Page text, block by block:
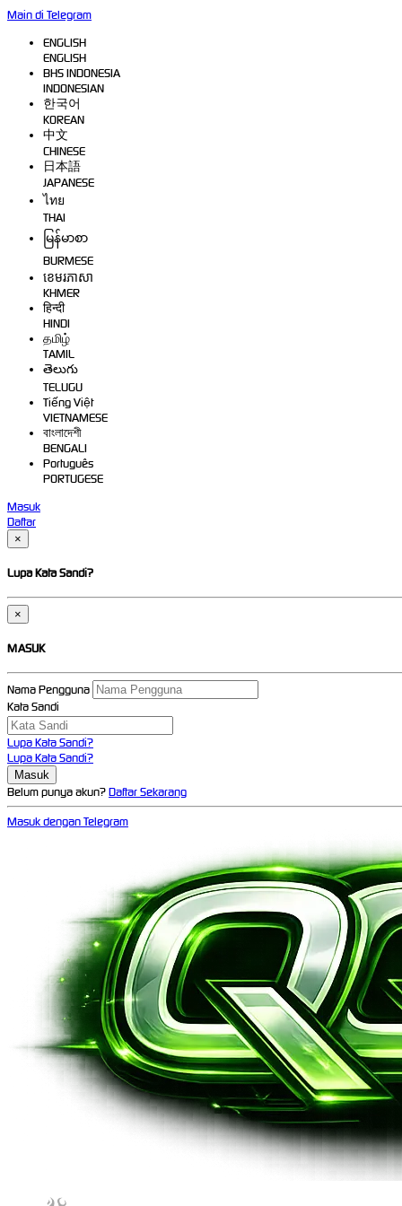
Main di Telegram
ENGLISH
ENGLISH
BHS INDONESIA
INDONESIAN
한국어
KOREAN
中文
CHINESE
日本語
JAPANESE
ไทย
THAI
မြန်မာစာ
BURMESE
ខេមរភាសា
KHMER
हिन्दी
HINDI
தமிழ்
TAMIL
తెలుగు
TELUGU
Tiếng Việt
VIETNAMESE
বাংলাদেশী
BENGALI
Português
PORTUGESE
Masuk
Daftar
×
Lupa Kata Sandi?
×
MASUK
Nama Pengguna
Kata Sandi
Lupa Kata Sandi?
Lupa Kata Sandi?
Belum punya akun?Daftar Sekarang
Masuk dengan Telegram